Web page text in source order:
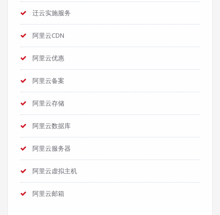
迁云实施服务
阿里云CDN
阿里云优惠
阿里云备案
阿里云存储
阿里云数据库
阿里云服务器
阿里云虚拟主机
阿里云邮箱